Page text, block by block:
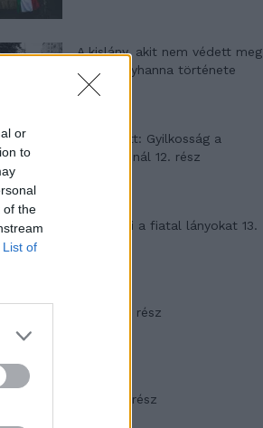
or
to
of the
List of
A kislány, akit nem védett meg
senki – Lyhanna története
T. Barnett: Gyilkosság a
Garda-tónál 12. rész
T. szereti a fiatal lányokat 13.
Minka 10. rész
Minka 9. rész